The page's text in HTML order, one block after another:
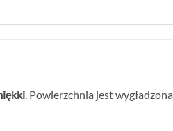
. Powierzchnia jest wygładzona